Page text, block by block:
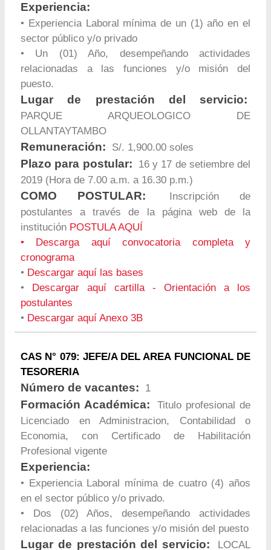
Experiencia:
• Experiencia Laboral mínima de un (1) año en el
sector público y/o privado
• Un (01) Año, desempeñando actividades
relacionadas a las funciones y/o misión del
puesto.
Lugar de prestación del servicio:
PARQUE ARQUEOLOGICO DE
OLLANTAYTAMBO
Remuneración: S/. 1,900.00 soles
Plazo para postular:
16 y 17 de setiembre del
2019 (Hora de 7.00 a.m. a 16.30 p.m.)
COMO POSTULAR:
Inscripción de
postulantes a través de la página web de la
institución POSTULA AQUÍ
•
Descarga aquí convocatoria completa y
cronograma
• Descargar aquí las bases
•
Descargar aquí cartilla - Orientación a los
postulantes
• Descargar aquí Anexo 3B
CAS N° 079: JEFE/A DEL AREA FUNCIONAL DE
TESORERIA
Número de vacantes: 1
Formación Académica:
Titulo profesional de
Licenciado en Administracion, Contabilidad o
Economia, con Certificado de Habilitación
Profesional vigente
Experiencia:
• Experiencia Laboral mínima de cuatro (4) años
en el sector público y/o privado.
• Dos (02) Años, desempeñando actividades
relacionadas a las funciones y/o misión del puesto
Lugar de prestación del servicio:
LOCAL